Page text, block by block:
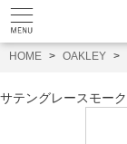
HOME OAKLEY
サテングレースモーク